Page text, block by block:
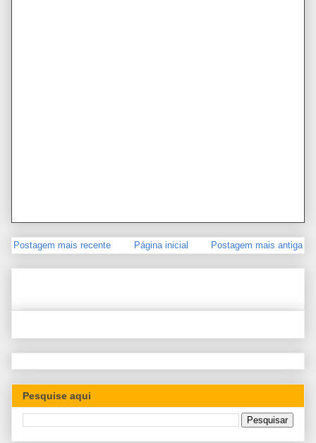
Postagem mais recente Postagem mais antiga
Página inicial
Pesquise aqui